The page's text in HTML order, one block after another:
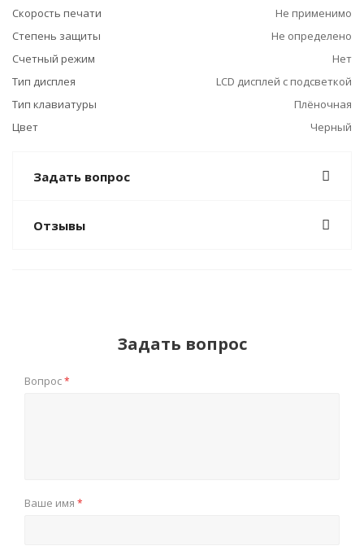
Скорость печати
Не применимо
Степень защиты
Не определено
Счетный режим
Нет
Тип дисплея
LCD дисплей с подсветкой
Тип клавиатуры
Плёночная
Цвет
Черный
Задать вопрос
Отзывы
Задать вопрос
Вопрос*
Ваше имя *